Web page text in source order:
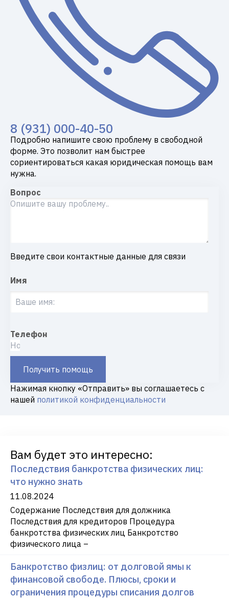
8 (931) 000-40-50
Подробно напишите свою проблему в свободной
форме. Это позволит нам быстрее
сориентироваться какая юридическая помощь вам
нужна.
Вопрос
Введите свои контактные данные для связи
Имя
Телефон
Получить помощь
Нажимая кнопку «Отправить» вы соглашаетесь с
нашей политикой конфиденциальности
Вам будет это интересно:
Последствия банкротства физических лиц:
что нужно знать
11.08.2024
Содержание Последствия для должника
Последствия для кредиторов Процедура
банкротства физических лиц Банкротство
физического лица –
Банкротство физлиц: от долговой ямы к
финансовой свободе. Плюсы, сроки и
ограничения процедуры списания долгов